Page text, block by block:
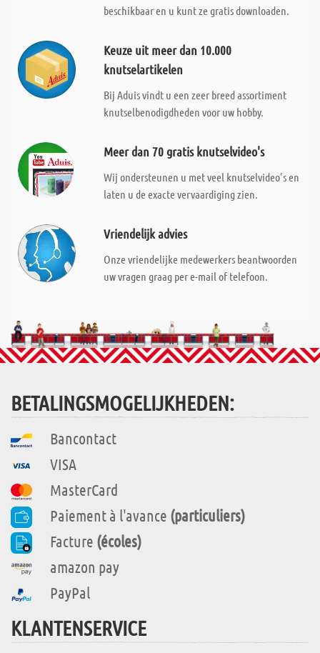
beschikbaar en u kunt ze gratis downloaden.
Keuze uit meer dan 10.000
knutselartikelen
Bij Aduis vindt u een zeer breed assortiment
knutselbenodigdheden voor uw hobby.
Meer dan 70 gratis knutselvideo's
Wij ondersteunen u met veel knutselvideo's en
laten u de exacte vervaardiging zien.
Vriendelijk advies
Onze vriendelijke medewerkers beantwoorden
uw vragen graag per e-mail of telefoon.
BETALINGSMOGELIJKHEDEN:
Bancontact
VISA
MasterCard
Paiement à l'avance (particuliers)
Facture (écoles)
amazon pay
PayPal
KLANTENSERVICE